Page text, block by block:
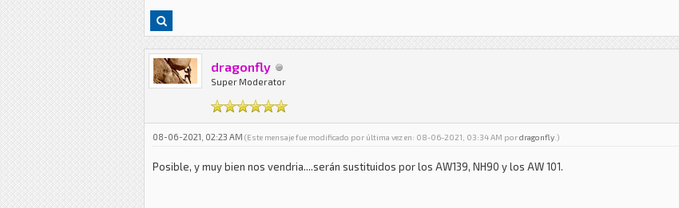
dragonfly
Super Moderator
08-06-2021, 02:23 AM (Este mensaje fue modificado por última vez en: 08-06-2021, 03:34 AM pordragonfly .)
Posible, y muy bien nos vendria....serán sustituidos por los AW139, NH90 y los AW 101.